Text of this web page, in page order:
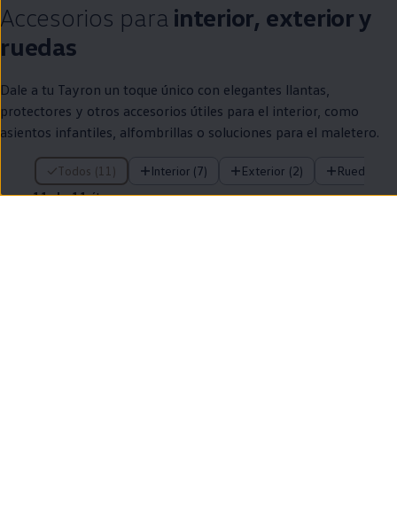
Accesorios para interior, exterior y
ruedas
Dale a tu Tayron un toque único con elegantes llantas,
protectores y otros accesorios útiles para el interior, como
asientos infantiles, alfombrillas o soluciones para el maletero.
Todos (11) Interior (7) Exterior (2) Ruedas (2)
11 de 11 ítems
11 de 11ítems